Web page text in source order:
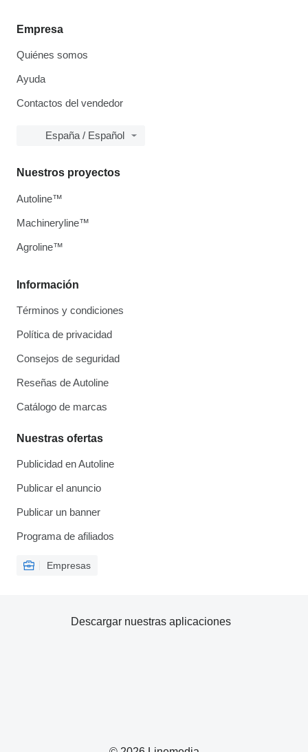
Empresa
Quiénes somos
Ayuda
Contactos del vendedor
España / Español
Información
Términos y condiciones
Política de privacidad
Consejos de seguridad
Reseñas de Autoline
Catálogo de marcas
Nuestras ofertas
Publicidad en Autoline
Publicar el anuncio
Publicar un banner
Programa de afiliados
Empresas
Nuestros proyectos
Autoline™
Machineryline™
Agroline™
Descargar nuestras aplicaciones